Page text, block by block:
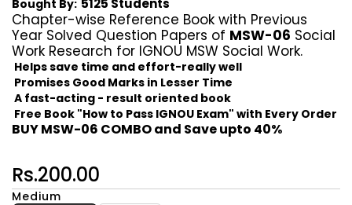
Bought By: 5125 Students
Chapter-wise Reference Book with Previous
Year Solved Question Papers of MSW-06 Social
Work Research for IGNOU MSW Social Work.
Helps save time and effort-really well
Promises Good Marks in Lesser Time
A fast-acting - result oriented book
Free Book "How to Pass IGNOU Exam" with Every Order
BUY MSW-06 COMBO and Save upto 40%
Rs.200.00
Medium